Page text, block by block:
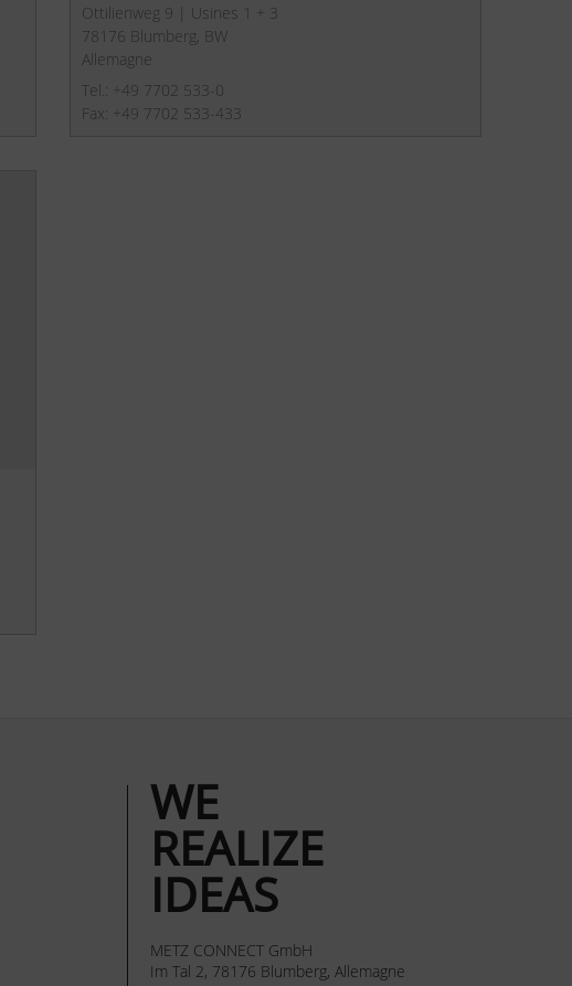
Ottilienweg 9 | Usines 1 + 3
78176 Blumberg, BW
Allemagne
Tel.: +49 7702 533-0
Fax: +49 7702 533-433
WE
REALIZE
IDEAS
METZ CONNECT GmbH
Im Tal 2, 78176 Blumberg, Allemagne